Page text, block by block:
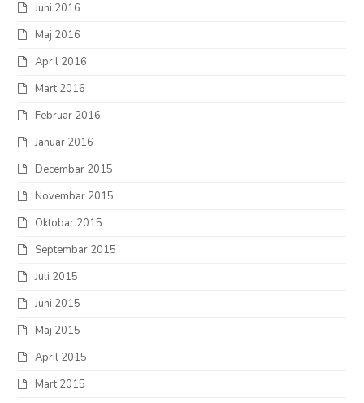
Juni 2016
Maj 2016
April 2016
Mart 2016
Februar 2016
Januar 2016
Decembar 2015
Novembar 2015
Oktobar 2015
Septembar 2015
Juli 2015
Juni 2015
Maj 2015
April 2015
Mart 2015